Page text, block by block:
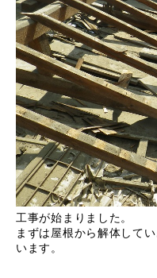
工事が始まりました。
まずは屋根から解体して
います。